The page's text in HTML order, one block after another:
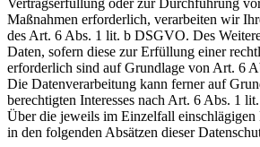
Vertragserfüllung oder zur Durchführung
Maßnahmen erforderlich, verarbeiten wir
des Art. 6 Abs. 1 lit. b DSGVO. Des
Daten, sofern diese zur Erfüllung einer
erforderlich sind auf Grundlage von Art. 6
Die Datenverarbeitung kann ferner auf
berechtigten Interesses nach Art. 6 Abs. 1
Über die jeweils im Einzelfall einschlägigen
in den folgenden Absätzen dieser